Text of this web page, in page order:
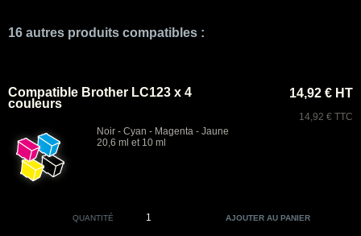
16 autres produits compatibles :
Compatible Brother LC123 x 4
couleurs
Noir - Cyan - Magenta - Jaune
20,6 ml et 10 ml
14,92 € HT
14,92 € TTC
QUANTITÉ